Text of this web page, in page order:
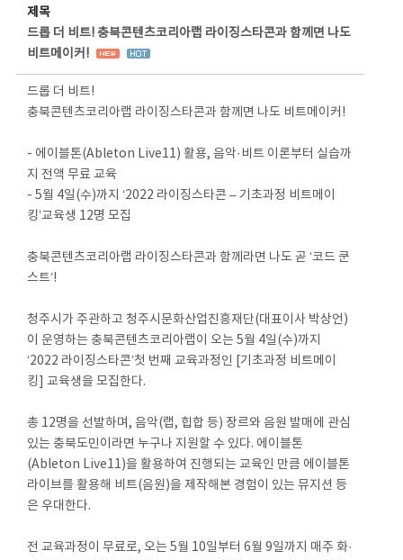
제목
드롭 더 비트! 충북콘텐츠코리아랩 라이징스타콘과 함께면 나도
비트메이커!
드롭 더 비트!
충북콘텐츠코리아랩 라이징스타콘과 함께면 나도 비트메이커!
- 에이블톤(Ableton Live11) 활용, 음악·비트 이론부터 실습까
지 전액 무료 교육
- 5월 4일(수)까지 ‘2022 라이징스타콘 – 기초과정 비트메이
킹’교육생 12명 모집
충북콘텐츠코리아랩 라이징스타콘과 함께라면 나도 곧 ‘코드 쿤
스트’!
청주시가 주관하고 청주시문화산업진흥재단(대표이사 박상언)
이 운영하는 충북콘텐츠코리아랩이 오는 5월 4일(수)까지
‘2022 라이징스타콘’첫 번째 교육과정인 [기초과정 비트메이
킹] 교육생을 모집한다.
총 12명을 선발하며, 음악(랩, 힙합 등) 장르와 음원 발매에 관심
있는 충북도민이라면 누구나 지원할 수 있다. 에이블톤
(Ableton Live11)을 활용하여 진행되는 교육인 만큼 에이블톤
라이브를 활용해 비트(음원)을 제작해본 경험이 있는 뮤지션 등
은 우대한다.
전 교육과정이 무료로, 오는 5월 10일부터 6월 9일까지 매주 화·